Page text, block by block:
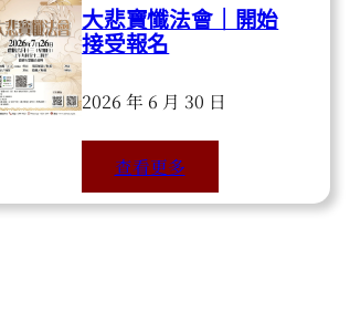
大悲寶懺法會｜開始
接受報名
2026 年 6 月 30 日
查看更多